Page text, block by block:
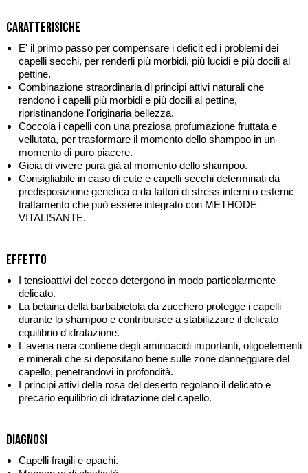
Caratterisiche
E' il primo passo per compensare i deficit ed i problemi dei
capelli secchi, per renderli più morbidi, più lucidi e più docili al
pettine.
Combinazione straordinaria di principi attivi naturali che
rendono i capelli più morbidi e più docili al pettine,
ripristinandone l'originaria bellezza.
Coccola i capelli con una preziosa profumazione fruttata e
vellutata, per trasformare il momento dello shampoo in un
momento di puro piacere.
Gioia di vivere pura già al momento dello shampoo.
Consigliabile in caso di cute e capelli secchi determinati da
predisposizione genetica o da fattori di stress interni o esterni:
trattamento che può essere integrato con METHODE
VITALISANTE.
Effetto
I tensioattivi del cocco detergono in modo particolarmente
delicato.
La betaina della barbabietola da zucchero protegge i capelli
durante lo shampoo e contribuisce a stabilizzare il delicato
equilibrio d'idratazione.
L'avena nera contiene degli aminoacidi importanti, oligoelementi
e minerali che si depositano bene sulle zone danneggiare del
capello, penetrandovi in profondità.
I principi attivi della rosa del deserto regolano il delicato e
precario equilibrio di idratazione del capello.
Diagnosi
Capelli fragili e opachi.